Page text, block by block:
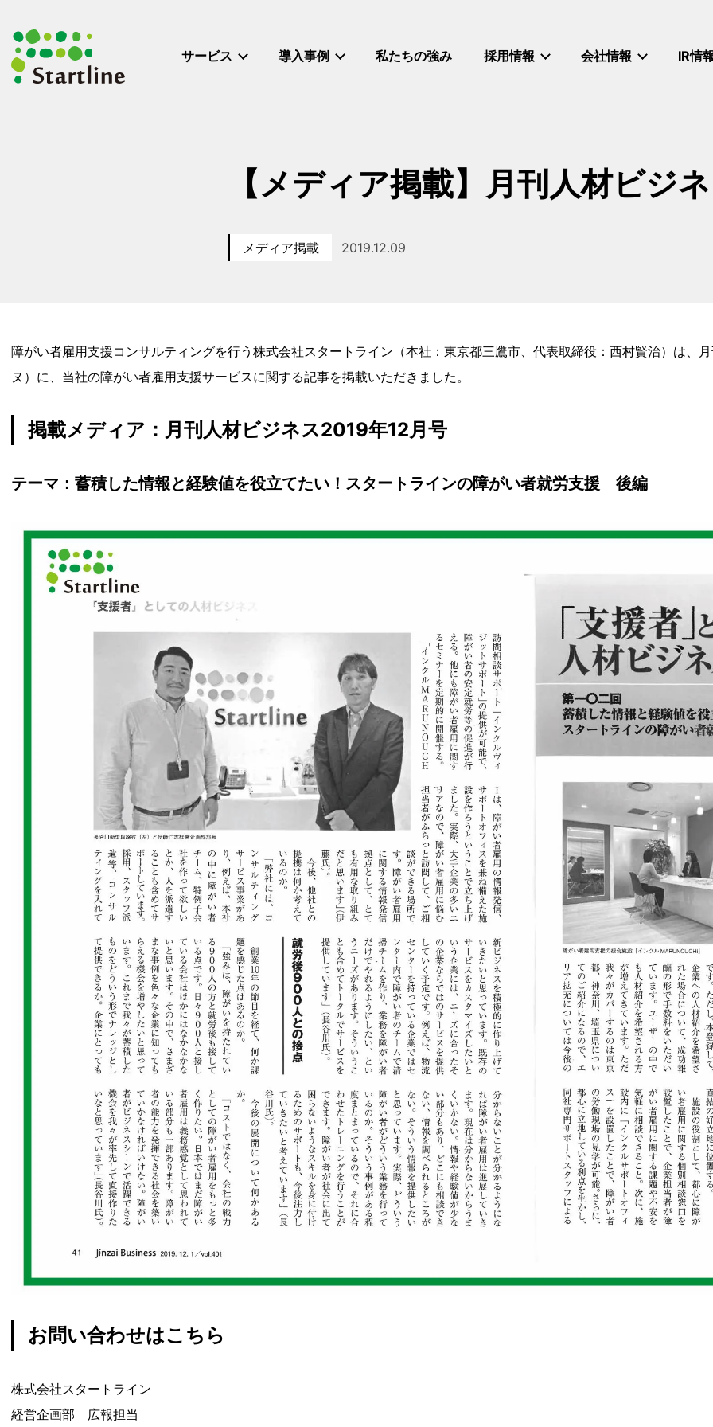
コ
サービス 導入事例 私たちの強み 採用情報 会社情報 IR情
【メディア掲載】月刊人材ビジ
カテゴリー
メディア掲載
投稿日
2019.12.09
障がい者雇用支援コンサルティングを行う株式会社スタートライン（本社：東京都三鷹市、代表取締役：西村賢治）は、
ヌ）に、当社の障がい者雇用支援サービスに関する記事を掲載いただきました。
掲載メディア：月刊人材ビジネス2019年12月号
テーマ：蓄積した情報と経験値を役立てたい！スタートラインの障がい者就労支援 後編
お問い合わせはこちら
株式会社スタートライン
経営企画部 広報担当